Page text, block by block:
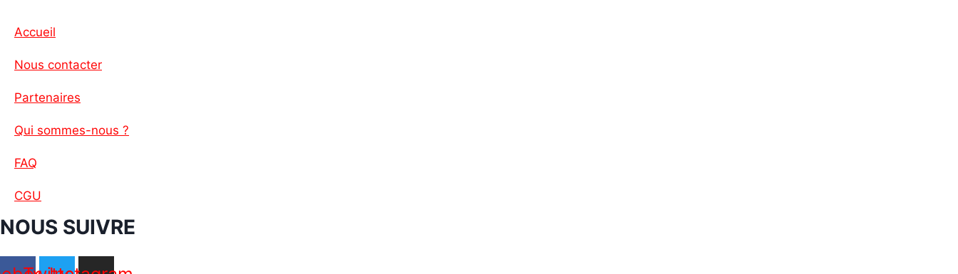
Accueil
Nous contacter
Partenaires
Qui sommes-nous ?
FAQ
CGU
NOUS SUIVRE